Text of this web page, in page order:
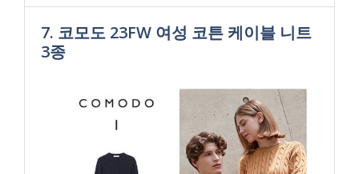
7. 코모도 23FW 여성 코튼 케이블 니트
3종